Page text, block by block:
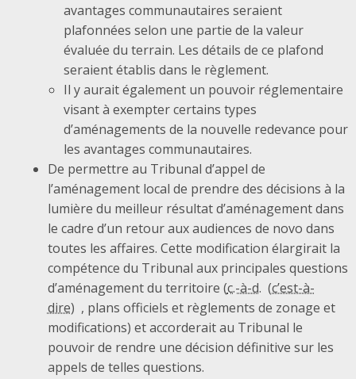
avantages communautaires seraient
plafonnées selon une partie de la valeur
évaluée du terrain. Les détails de ce plafond
seraient établis dans le règlement.
Il y aurait également un pouvoir réglementaire
visant à exempter certains types
d’aménagements de la nouvelle redevance pour
les avantages communautaires.
De permettre au Tribunal d’appel de
l’aménagement local de prendre des décisions à la
lumière du meilleur résultat d’aménagement dans
le cadre d’un retour aux audiences de novo dans
toutes les affaires. Cette modification élargirait la
compétence du Tribunal aux principales questions
d’aménagement du territoire (c.-à-d.
, plans officiels et règlements de zonage et
modifications) et accorderait au Tribunal le
pouvoir de rendre une décision définitive sur les
appels de telles questions.